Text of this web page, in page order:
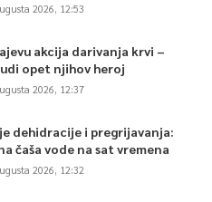
2026, 12:53
akcija darivanja krvi –
opet njihov heroj
2026, 12:37
dehidracije i pregrijavanja:
čaša vode na sat vremena
2026, 12:32